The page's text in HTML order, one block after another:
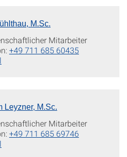
M.Sc.
Mitarbeiter
+49 711 685 60435
Leyzner, M.Sc.
Mitarbeiter
+49 711 685 69746